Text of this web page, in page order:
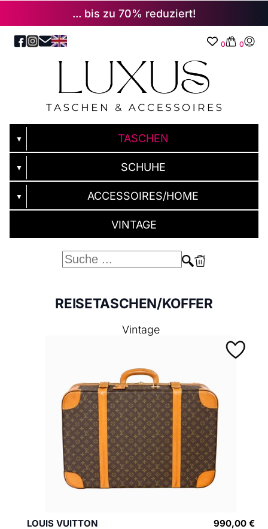
... bis zu 70% reduziert!
0 0
▼ TASCHEN
▼ SCHUHE
▼ ACCESSOIRES/HOME
VINTAGE
REISETASCHEN/KOFFER
LOUIS VUITTON
990,00 €
Vintage